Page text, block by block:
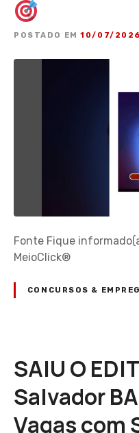
POSTADO EM 10/07/2026
Fonte Fique
MeioClick®
CONCURSOS &
SAIU O
Salvador
Vagas com